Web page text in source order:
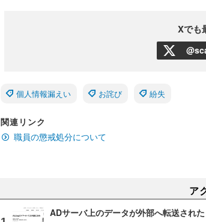
Xでも
個人情報漏えい お詫び 紛失
関連リンク
職員の懲戒処分について
ア
ADサーバ上のデータが外部へ転送され